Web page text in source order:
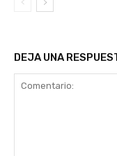
DEJA UNA